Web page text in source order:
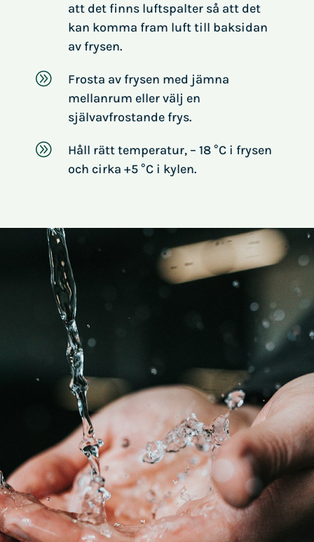
att det finns luftspalter så att det
kan komma fram luft till baksidan
av frysen.
A
Frosta av frysen med jämna
mellanrum eller välj en
självavfrostande frys.
A
Håll rätt temperatur, – 18 °C i frysen
och cirka +5 °C i kylen.